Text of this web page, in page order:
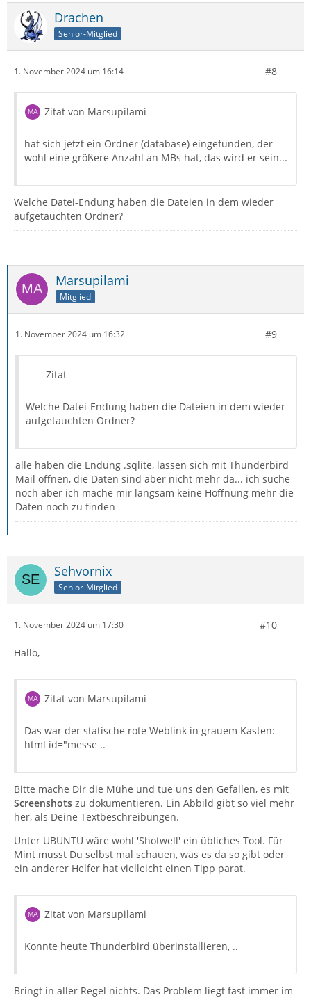
Drachen
Senior-Mitglied
1. November 2024 um 16:14 #8
Zitat von Marsupilami
hat sich jetzt ein Ordner (database) eingefunden, der
wohl eine größere Anzahl an MBs hat, das wird er sein...
Welche Datei-Endung haben die Dateien in dem wieder
aufgetauchten Ordner?
Marsupilami
Mitglied
1. November 2024 um 16:32 #9
Zitat
Welche Datei-Endung haben die Dateien in dem wieder
aufgetauchten Ordner?
alle haben die Endung .sqlite, lassen sich mit Thunderbird
Mail öffnen, die Daten sind aber nicht mehr da... ich suche
noch aber ich mache mir langsam keine Hoffnung mehr die
Daten noch zu finden
Sehvornix
Senior-Mitglied
1. November 2024 um 17:30 #10
Hallo,
Zitat von Marsupilami
Das war der statische rote Weblink in grauem Kasten:
html id="messe ..
Bitte mache Dir die Mühe und tue uns den Gefallen, es mit
Screenshots zu dokumentieren. Ein Abbild gibt so viel mehr
her, als Deine Textbeschreibungen.
Unter UBUNTU wäre wohl 'Shotwell' ein übliches Tool. Für
Mint musst Du selbst mal schauen, was es da so gibt oder
ein anderer Helfer hat vielleicht einen Tipp parat.
Zitat von Marsupilami
Konnte heute Thunderbird überinstallieren, ..
Bringt in aller Regel nichts. Das Problem liegt fast immer im